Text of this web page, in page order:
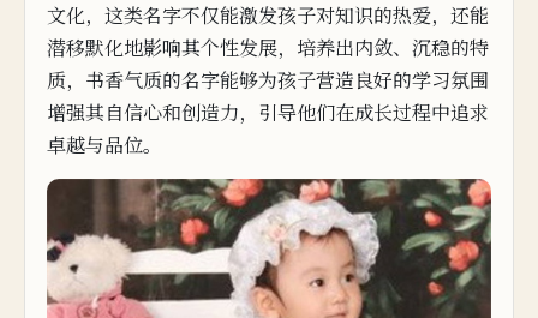
文化，这类名字不仅能激发孩子对知识的热爱， 还能
潜移默化地影响其个性发展，培养出内敛、沉稳的特
质，书香气质的名字能够为孩子营造良好的学习氛围
增强其自信心和创造力，引导他们在成长过程中追求
卓越与品位。